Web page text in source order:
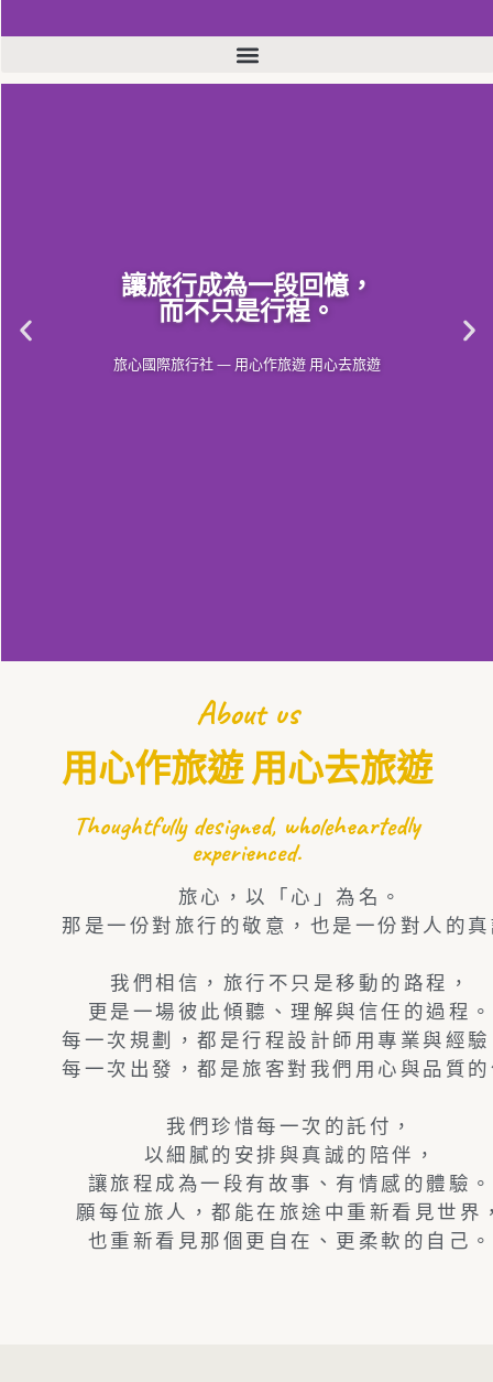
讓旅行成為一段回憶，
而不只是行程。
旅心國際旅行社 — 用心作旅遊 用心去旅遊
About us
用心作旅遊 用心去旅遊
Thoughtfully designed, wholeheartedly
experienced.
旅心，以「心」為名。
那是一份對旅行的敬意，也是一份對人的
我們相信，旅行不只是移動的路程，
更是一場彼此傾聽、理解與信任的過程。
每一次規劃，都是行程設計師用專業與經
每一次出發，都是旅客對我們用心與品質
我們珍惜每一次的託付，
以細膩的安排與真誠的陪伴，
讓旅程成為一段有故事、有情感的體驗。
願每位旅人，都能在旅途中重新看見世界
也重新看見那個更自在、更柔軟的自己。